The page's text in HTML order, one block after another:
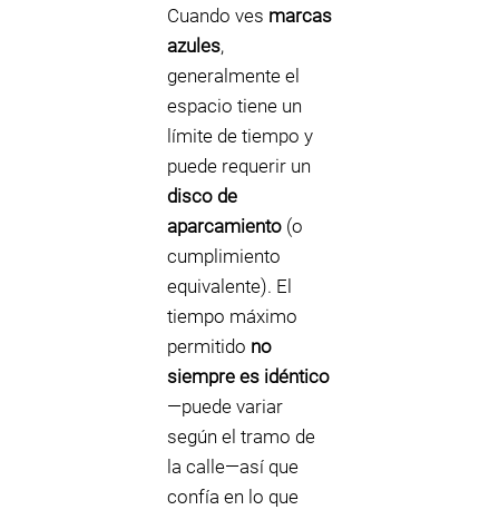
Cuando ves marcas
azules,
generalmente el
espacio tiene un
límite de tiempo y
puede requerir un
disco de
aparcamiento (o
cumplimiento
equivalente). El
tiempo máximo
permitido no
siempre es idéntico
—puede variar
según el tramo de
la calle—así que
confía en lo que